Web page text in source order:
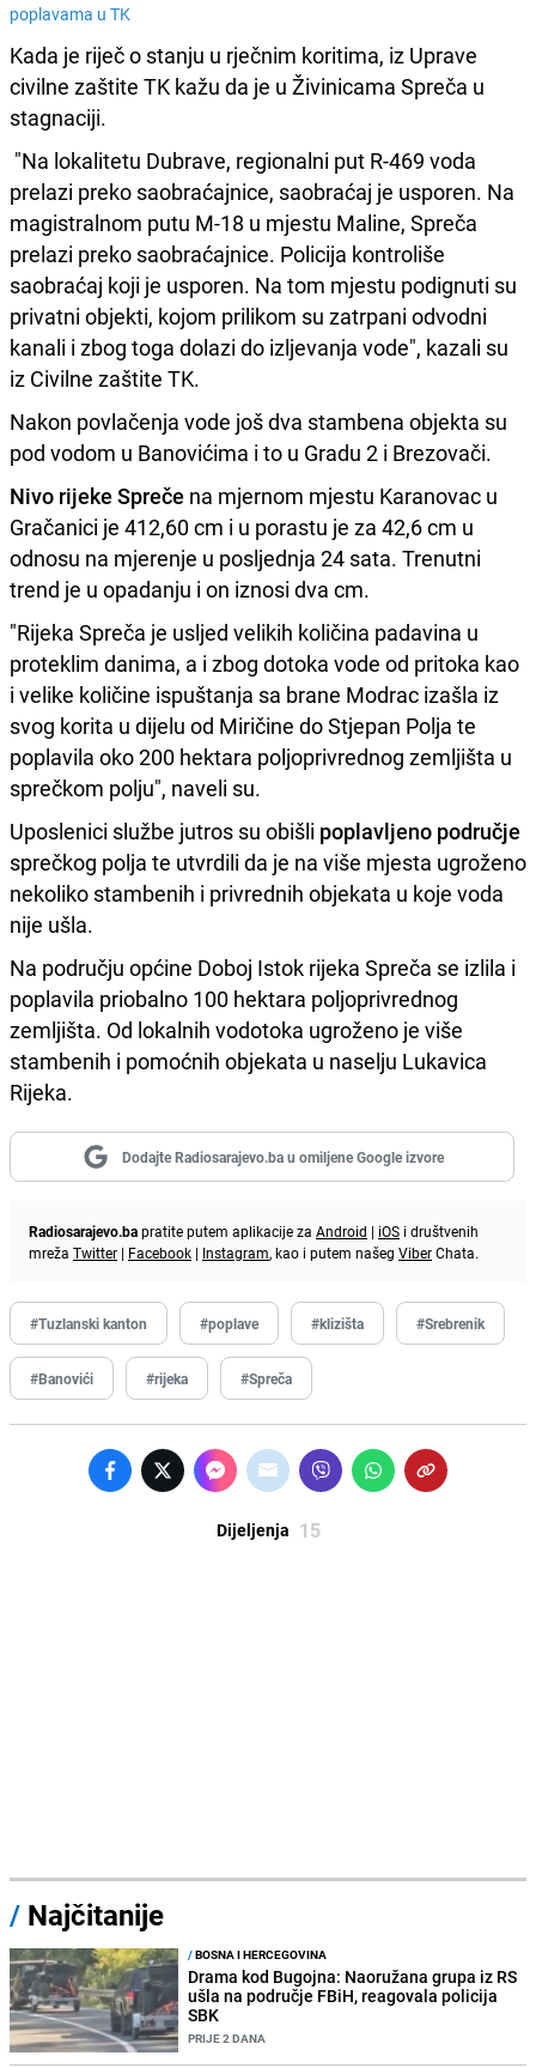
poplavama u TK
Kada je riječ o stanju u rječnim koritima, iz Uprave
civilne zaštite TK kažu da je u Živinicama Spreča u
stagnaciji.
"Na lokalitetu Dubrave, regionalni put R-469 voda
prelazi preko saobraćajnice, saobraćaj je usporen. Na
magistralnom putu M-18 u mjestu Maline, Spreča
prelazi preko saobraćajnice. Policija kontroliše
saobraćaj koji je usporen. Na tom mjestu podignuti su
privatni objekti, kojom prilikom su zatrpani odvodni
kanali i zbog toga dolazi do izljevanja vode", kazali su
iz Civilne zaštite TK.
Nakon povlačenja vode još dva stambena objekta su
pod vodom u Banovićima i to u Gradu 2 i Brezovači.
Nivo rijeke Spreče na mjernom mjestu Karanovac u
Gračanici je 412,60 cm i u porastu je za 42,6 cm u
odnosu na mjerenje u posljednja 24 sata. Trenutni
trend je u opadanju i on iznosi dva cm.
"Rijeka Spreča je usljed velikih količina padavina u
proteklim danima, a i zbog dotoka vode od pritoka kao
i velike količine ispuštanja sa brane Modrac izašla iz
svog korita u dijelu od Miričine do Stjepan Polja te
poplavila oko 200 hektara poljoprivrednog zemljišta u
sprečkom polju", naveli su.
Uposlenici službe jutros su obišli poplavljeno područje
sprečkog polja te utvrdili da je na više mjesta ugroženo
nekoliko stambenih i privrednih objekata u koje voda
nije ušla.
Na području općine Doboj Istok rijeka Spreča se izlila i
poplavila priobalno 100 hektara poljoprivrednog
zemljišta. Od lokalnih vodotoka ugroženo je više
stambenih i pomoćnih objekata u naselju Lukavica
Rijeka.
Dodajte Radiosarajevo.ba u omiljene Google izvore
Radiosarajevo.bapratite putem aplikacije za Android | iOS i društvenih
mreža Twitter | Facebook | Instagram, kao i putem našeg ViberChata.
#Tuzlanski kanton #poplave #klizišta #Srebrenik
#Banovići #rijeka #Spreča
Dijeljenja 15
/ Najčitanije
/BOSNA I HERCEGOVINA
Drama kod Bugojna: Naoružana grupa iz RS
ušla na područje FBiH, reagovala policija
SBK
PRIJE 2 DANA